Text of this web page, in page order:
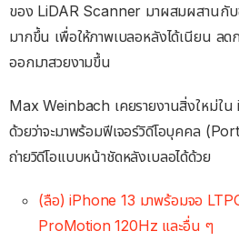
ของ LiDAR Scanner มาผสมผสานกับ
มากขึ้น เพื่อให้ภาพเบลอหลังได้เนียน ลด
ออกมาสวยงามขึ้น
Max Weinbach เคยรายงานสิ่งใหม่ใ
ด้วยว่าจะมาพร้อมฟีเจอร์วิดีโอบุคคล
ถ่ายวิดีโอแบบหน้าชัดหลังเบลอได้ด้วย
(ลือ) iPhone 13 มาพร้อมจอ
ProMotion 120Hz และอื่น ๆ